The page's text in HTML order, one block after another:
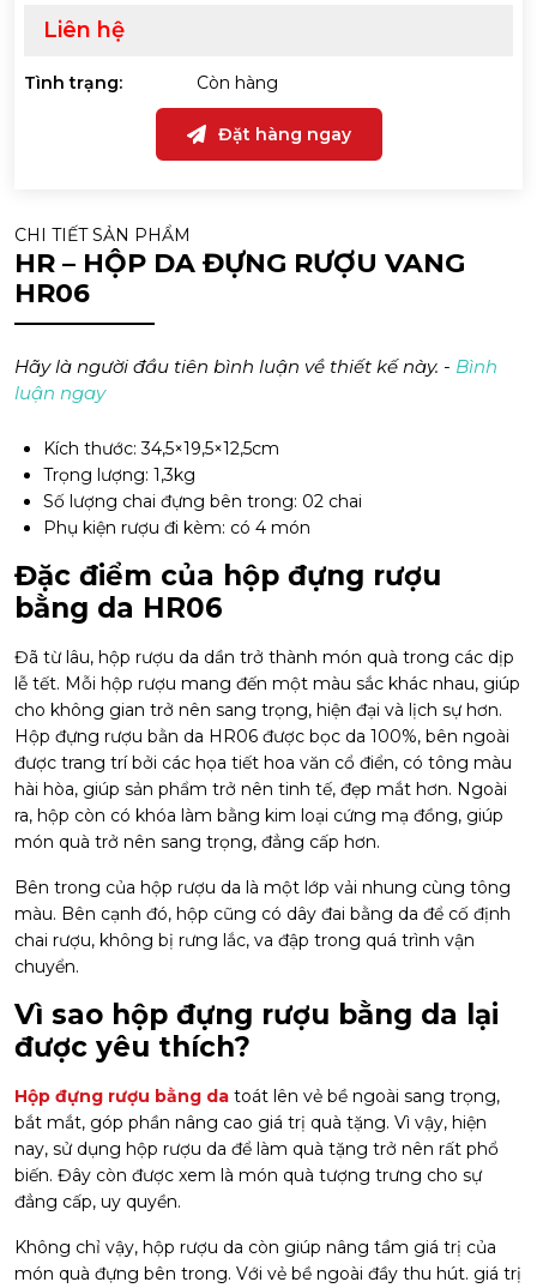
Liên hệ
Tình trạng: Còn hàng
Đặt hàng ngay
CHI TIẾT SẢN PHẨM
HR – HỘP DA ĐỰNG RƯỢU VANG
HR06
Hãy là người đầu tiên bình luận về thiết kế này. - Bình
luận ngay
Kích thước: 34,5×19,5×12,5cm
Trọng lượng: 1,3kg
Số lượng chai đựng bên trong: 02 chai
Phụ kiện rượu đi kèm: có 4 món
Đặc điểm của hộp đựng rượu
bằng da HR06
Đã từ lâu, hộp rượu da dần trở thành món quà trong các dịp
lễ tết. Mỗi hộp rượu mang đến một màu sắc khác nhau, giúp
cho không gian trở nên sang trọng, hiện đại và lịch sự hơn.
Hộp đựng rượu bằn da HR06 được bọc da 100%, bên ngoài
được trang trí bởi các họa tiết hoa văn cổ điển, có tông màu
hài hòa, giúp sản phẩm trở nên tinh tế, đẹp mắt hơn. Ngoài
ra, hộp còn có khóa làm bằng kim loại cứng mạ đồng, giúp
món quà trở nên sang trọng, đẳng cấp hơn.
Bên trong của hộp rượu da là một lớp vải nhung cùng tông
màu. Bên cạnh đó, hộp cũng có dây đai bằng da để cố định
chai rượu, không bị rưng lắc, va đập trong quá trình vận
chuyển.
Vì sao hộp đựng rượu bằng da lại
được yêu thích?
Hộp đựng rượu bằng da toát lên vẻ bề ngoài sang trọng,
bắt mắt, góp phần nâng cao giá trị quà tặng. Vì vậy, hiện
nay, sử dụng hộp rượu da để làm quà tặng trở nên rất phổ
biến. Đây còn được xem là món quà tượng trưng cho sự
đẳng cấp, uy quyền.
Không chỉ vậy, hộp rượu da còn giúp nâng tầm giá trị của
món quà đựng bên trong. Với vẻ bề ngoài đầy thu hút. giá trị